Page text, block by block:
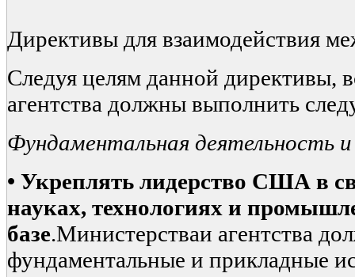
Директивы для взаимодействия
Следуя целям данной директивы,
агентства должны выполнить
Фундаментальная деятельность
• Укреплять лидерство США в
науках, технологиях и
базе.Министерстваи агентства
фундаментальные и прикладные